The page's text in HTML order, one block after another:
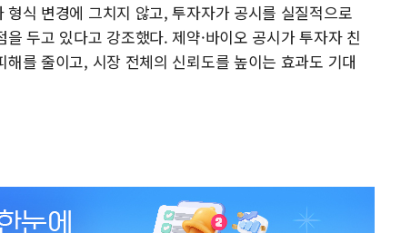
식 변경에 그치지 않고, 투자자가 공시를 실질적으로
두고 있다고 강조했다. 제약·바이오 공시가 투자자 친
를 줄이고, 시장 전체의 신뢰도를 높이는 효과도 기대